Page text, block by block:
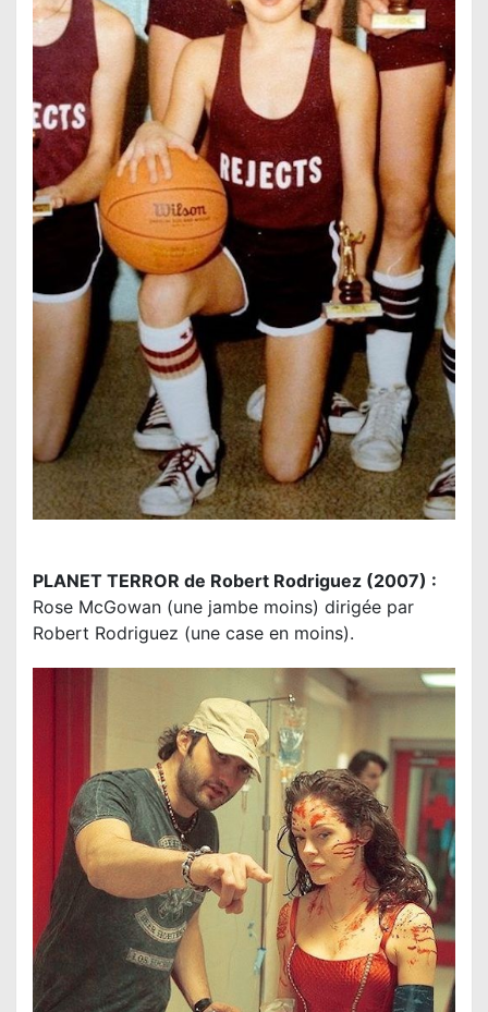
PLANET TERROR de Robert Rodriguez (2007) :
Rose McGowan (une jambe moins) dirigée par
Robert Rodriguez (une case en moins).